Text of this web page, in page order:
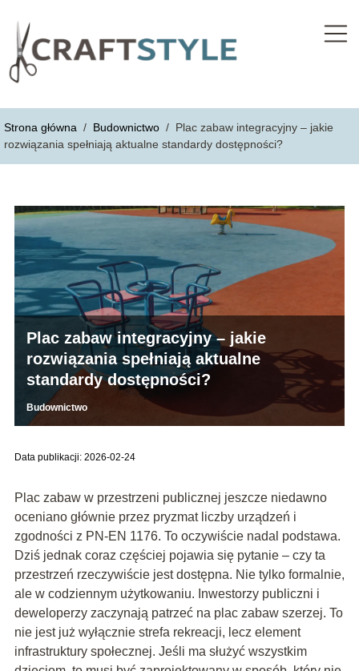
Strona główna / Budownictwo / Plac zabaw integracyjny – jakie
rozwiązania spełniają aktualne standardy dostępności?
Plac zabaw integracyjny – jakie
rozwiązania spełniają aktualne
standardy dostępności?
Budownictwo
Data publikacji: 2026-02-24
Plac zabaw w przestrzeni publicznej jeszcze niedawno
oceniano głównie przez pryzmat liczby urządzeń i
zgodności z PN-EN 1176. To oczywiście nadal podstawa.
Dziś jednak coraz częściej pojawia się pytanie – czy ta
przestrzeń rzeczywiście jest dostępna. Nie tylko formalnie,
ale w codziennym użytkowaniu. Inwestorzy publiczni i
deweloperzy zaczynają patrzeć na plac zabaw szerzej. To
nie jest już wyłącznie strefa rekreacji, lecz element
infrastruktury społecznej. Jeśli ma służyć wszystkim